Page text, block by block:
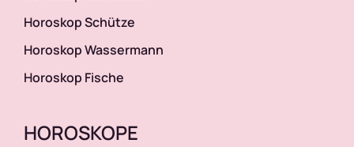
Liebeshoroskop
Horoskop Schütze
Horoskop Wassermann
Horoskop Fische
HOROSKOPE